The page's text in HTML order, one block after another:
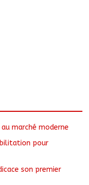
marché moderne
pour
son premier